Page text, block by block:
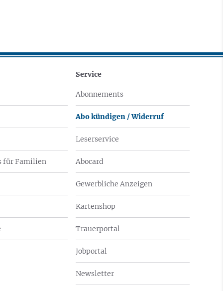
für Familien
Service
Abonnements
Abo kündigen / Widerruf
Leserservice
Abocard
Gewerbliche Anzeigen
Kartenshop
Trauerportal
Jobportal
Newsletter